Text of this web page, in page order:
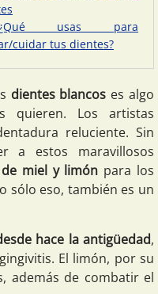
usas para
cuidar tus dientes?
dientes blancos es algo
quieren. Los artistas
reluciente. Sin
a estos maravillosos
miel y limón para los
sólo eso, también es un
hace la antigüedad,
El limón, por su
además de combatir el